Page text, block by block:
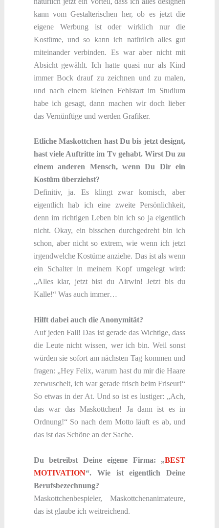
kann vom Gestalterischen her, ob es jetzt die
eigene Werbung ist oder wirklich nur die
Kostüme, und so kann ich natürlich alles gut
miteinander verbinden. Es war aber nicht mit
Absicht gewählt. Ich hatte quasi nur als Kind
immer Bock drauf zu zeichnen und zu malen,
und nach einem kleinen Fehlstart im Studium
habe ich gesagt, dann machen wir doch lieber
das Vernünftige und werden Grafiker.
Etliche Maskottchen hast Du bis jetzt designt,
hast viele Auftritte im Tv gehabt. Wirst Du zu
einem anderen Mensch, wenn Du Dir ein
Kostüm überziehst?
Definitiv, ja. Es klingt zwar komisch, aber
eigentlich hab ich eine zweite Persönlichkeit,
denn im richtigen Leben bin ich so ja eigentlich
nicht. Okay, ein bisschen durchgedreht bin ich
schon, aber nicht so extrem, wie wenn ich jetzt
irgendwelche Kostüme anziehe. Das ist als wenn
ein Schalter in meinem Kopf umgelegt wird:
„Alles klar, jetzt bist du Airwin! Jetzt bis du
Kalle!“ Was auch immer…
Hilft dabei auch die Anonymität?
Auf jeden Fall! Das ist gerade das Wichtige, dass
die Leute nicht wissen, wer ich bin. Weil sonst
würden sie sofort am nächsten Tag kommen und
fragen: „Hey Felix, warum hast du mir die Haare
zerwuschelt, ich war gerade frisch beim Friseur!“
So etwas in der At. Und so ist es lustiger: „Ach,
das war das Maskottchen! Ja dann ist es in
Ordnung!“ So nach dem Motto läuft es ab, und
das ist das Schöne an der Sache.
Du betreibst Deine eigene Firma: „BEST
MOTIVATION“. Wie ist eigentlich Deine
Berufsbezechnung?
Maskottchenbespieler, Maskottchenanimateure,
das ist glaube ich weitreichend.